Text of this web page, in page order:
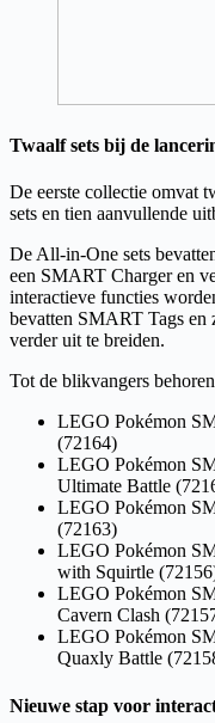
Twaalf sets bij de
De eerste collectie omvat
sets en tien aanvullende
De All-in-One sets
een SMART Charger en
interactieve functies
bevatten SMART Tags en
verder uit te breiden.
Tot de blikvangers
LEGO Pokémon
(72164)
LEGO Pokémon
Ultimate Battle
LEGO Pokémon
(72163)
LEGO Pokémon
with Squirtle
LEGO Pokémon
Cavern Clash
LEGO Pokémon
Quaxly Battle
Nieuwe stap voor